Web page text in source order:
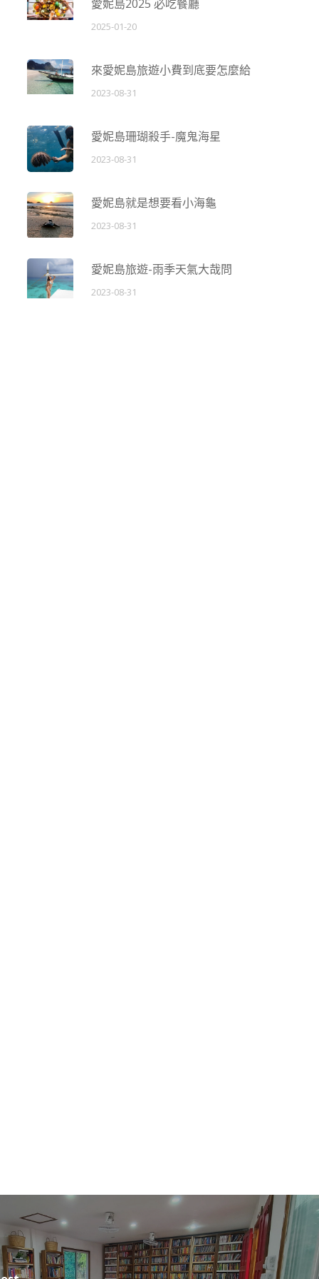
愛妮島2025 必吃餐廳
2025-01-20
來愛妮島旅遊小費到底要怎麼給
2023-08-31
愛妮島珊瑚殺手-魔鬼海星
2023-08-31
愛妮島就是想要看小海龜
2023-08-31
愛妮島旅遊-雨季天氣大哉問
2023-08-31